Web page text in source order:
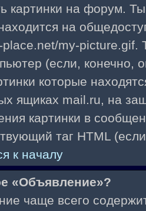
картинки на форум.
на
place.net/my-picture.gif.
(если, конечно,
которые
ящиках mail.ru, на
картинки в
таг HTML
к началу
«Объявление»?
чаще всего